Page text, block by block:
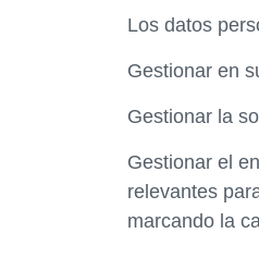
Los datos
Gestionar en
Gestionar la
Gestionar el
relevantes
marcando la